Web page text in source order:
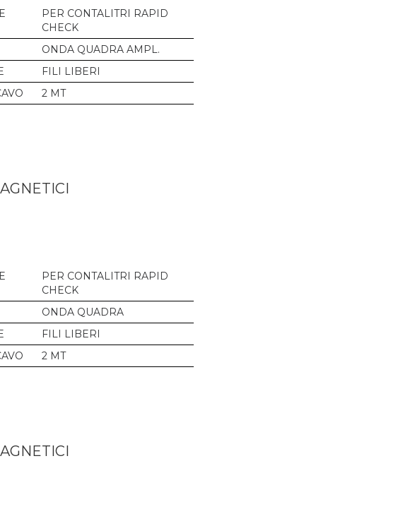
PER CONTALITRI RAPID
CHECK
ONDA QUADRA AMPL.
FILI LIBERI
2 MT
PER CONTALITRI RAPID
CHECK
ONDA QUADRA
FILI LIBERI
2 MT